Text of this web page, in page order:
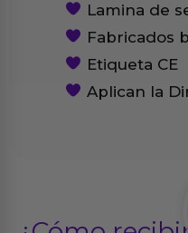
Lamina de
Fabricados
Etiqueta CE
Aplican la